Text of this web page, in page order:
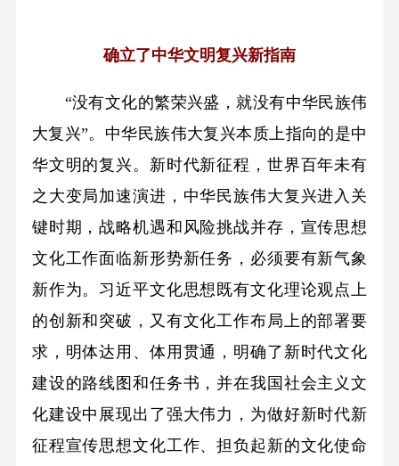
确立了中华文明复兴新指南
“没有文化的繁荣兴盛，就没有中华民族伟
大复兴”。中华民族伟大复兴本质上指向的是中
华文明的复兴。新时代新征程，世界百年未有
之大变局加速演进，中华民族伟大复兴进入关
键时期，战略机遇和风险挑战并存，宣传思想
文化工作面临新形势新任务，必须要有新气象
新作为。习近平文化思想既有文化理论观点上
的创新和突破，又有文化工作布局上的部署要
求，明体达用、体用贯通，明确了新时代文化
建设的路线图和任务书，并在我国社会主义文
化建设中展现出了强大伟力，为做好新时代新
征程宣传思想文化工作、担负起新的文化使命